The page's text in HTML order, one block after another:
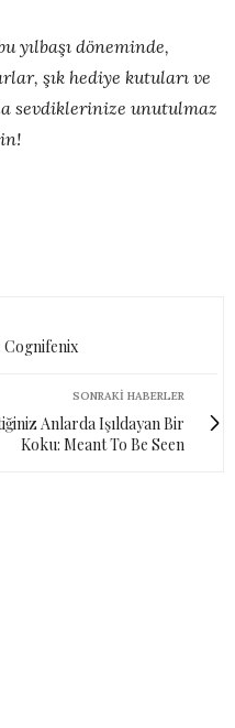
yılbaşı döneminde,
şık hediye kutuları ve
sevdiklerinize unutulmaz
Cognifenix
SONRAKI HABERLER
Anlarda Işıldayan Bir
Koku: Meant To Be Seen